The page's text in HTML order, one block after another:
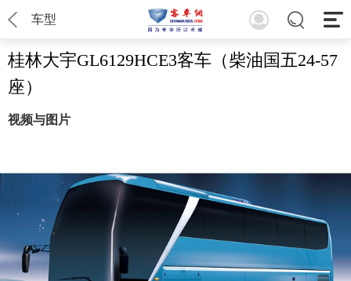
车型
桂林大宇GL6129HCE3客车（柴油国五24-57
座）
视频与图片